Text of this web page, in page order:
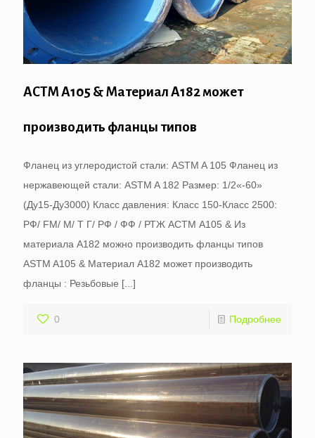
АСТМ А105 & Материал A182 может
производить фланцы типов
Фланец из углеродистой стали: ASTM A 105 Фланец из
нержавеющей стали: ASTM A 182 Размер: 1/2«-60»
(Ду15-Ду3000) Класс давления: Класс 150-Класс 2500:
РФ/ FM/ М/ Т Г/ РФ / ФФ / РТЖ АСТМ А105 & Из
материала A182 можно производить фланцы типов
ASTM A105 & Материал A182 может производить
фланцы : Резьбовые [...]
0 Подробнее